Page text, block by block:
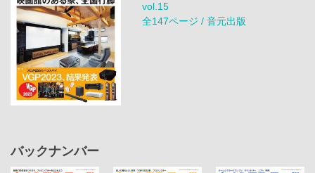
vol.15
全147ページ / 音元出版
バックナンバー